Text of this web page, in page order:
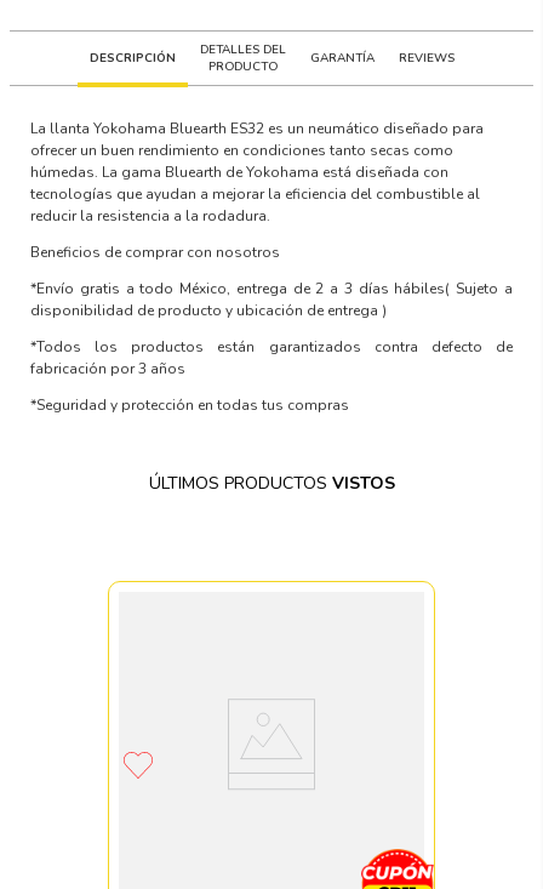
DESCRIPCIÓN
DETALLES DEL
PRODUCTO
GARANTÍA REVIEWS
La llanta Yokohama Bluearth ES32 es un neumático diseñado para
ofrecer un buen rendimiento en condiciones tanto secas como
húmedas. La gama Bluearth de Yokohama está diseñada con
tecnologías que ayudan a mejorar la eficiencia del combustible al
reducir la resistencia a la rodadura.
Beneficios de comprar con nosotros
*Envío gratis a todo México, entrega de 2 a 3 días hábiles( Sujeto a
disponibilidad de producto y ubicación de entrega )
*Todos los productos están garantizados contra defecto de
fabricación por 3 años
*Seguridad y protección en todas tus compras
ÚLTIMOS PRODUCTOS VISTOS